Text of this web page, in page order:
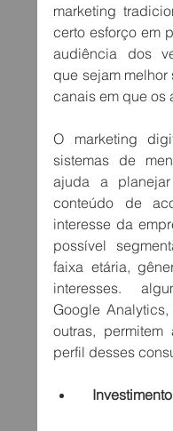
marketing
certo esforço em
audiência dos
que sejam
canais em que os
O marketing
sistemas de
ajuda a
conteúdo de
interesse da
possível
faixa etária,
interesses.
Google
outras,
perfil desses